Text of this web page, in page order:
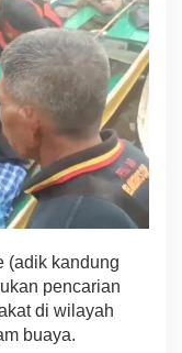
(adik kandung
pencarian
di wilayah
buaya.